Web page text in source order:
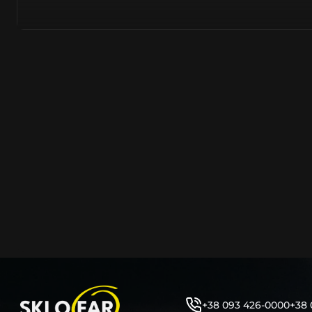
як це часто пропонують автосервіси та автодилери.
заощадити та придбати тільки те, що потребує
+38 093 426-0000+38